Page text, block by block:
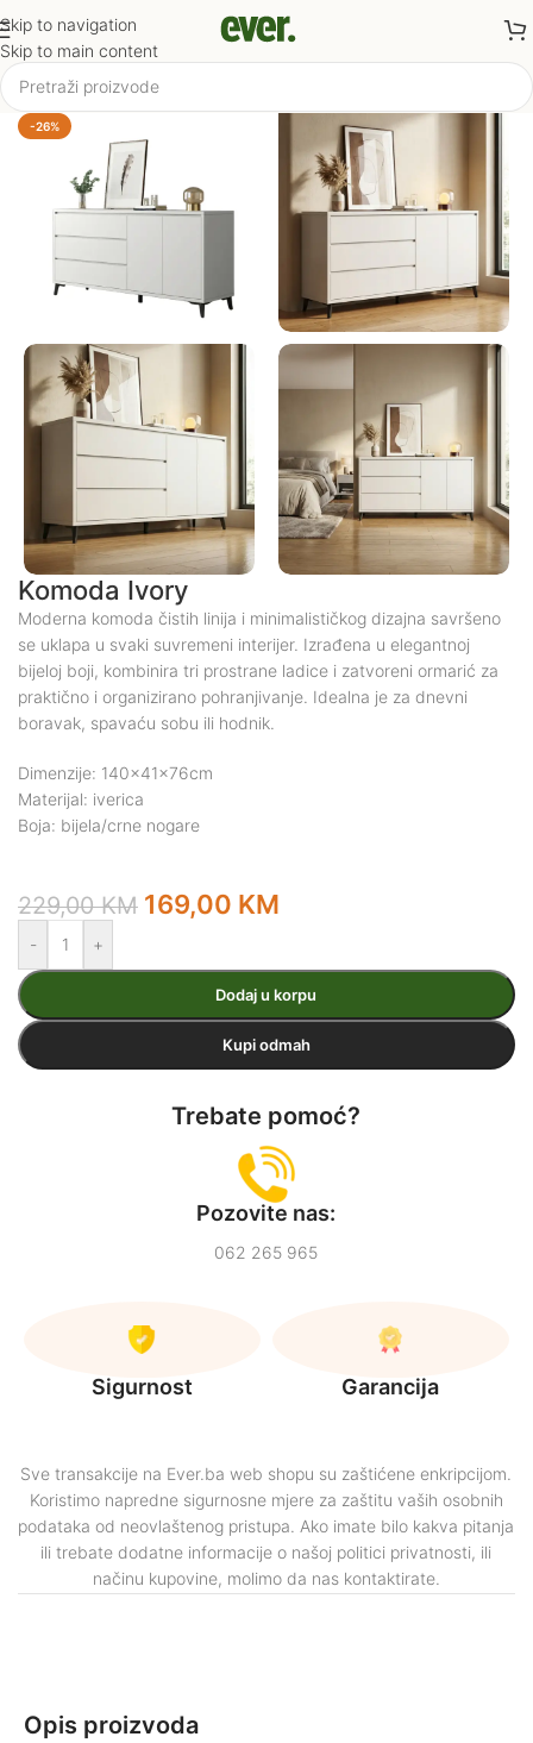
Skip to navigation
Skip to main content
-26%
Komoda Ivory
Moderna komoda čistih linija i minimalističkog dizajna savršeno
se uklapa u svaki suvremeni interijer. Izrađena u elegantnoj
bijeloj boji, kombinira tri prostrane ladice i zatvoreni ormarić za
praktično i organizirano pohranjivanje. Idealna je za dnevni
boravak, spavaću sobu ili hodnik.
Dimenzije: 140x41x76cm
Materijal: iverica
Boja: bijela/crne nogare
229,00KM 169,00 KM
- +
Dodaj u korpu
Kupi odmah
Trebate pomoć?
Pozovite nas:
062 265 965
Sigurnost Garancija
Sve transakcije na Ever.ba web shopu su zaštićene enkripcijom.
Koristimo napredne sigurnosne mjere za zaštitu vaših osobnih
podataka od neovlaštenog pristupa. Ako imate bilo kakva pitanja
ili trebate dodatne informacije o našoj politici privatnosti, ili
načinu kupovine, molimo da nas kontaktirate.
Opis proizvoda